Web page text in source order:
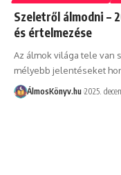
Szeletről álmodni –
és értelmezése
Az álmok világa tele van
mélyebb jelentéseket
ÁlmosKönyv.hu 2025.